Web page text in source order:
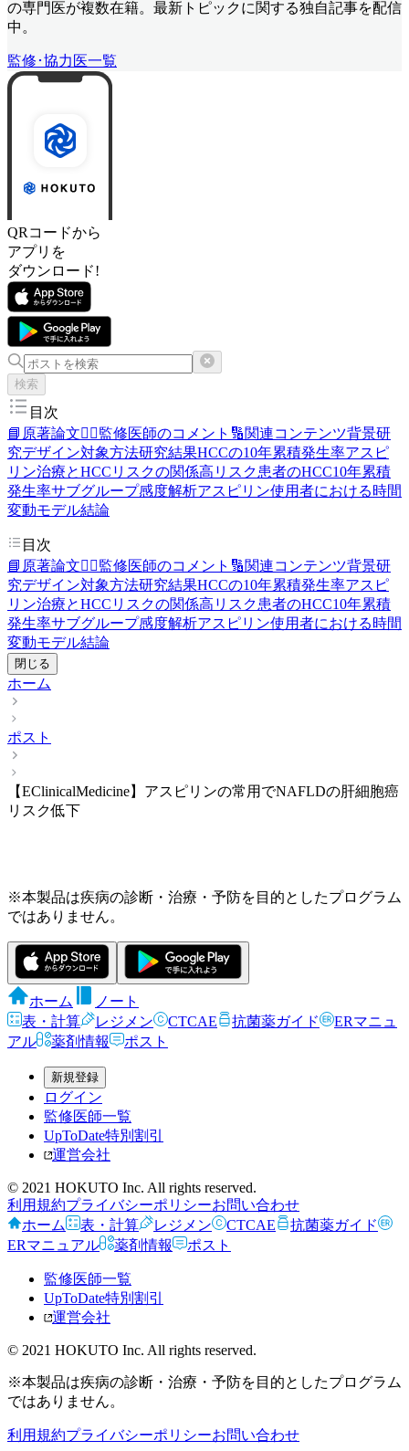
の専門医が複数在籍。最新トピックに関する独自記事を配信
中。
監修･協力医一覧
QRコードから
アプリを
ダウンロード!
検索
目次
📘原著論文👨‍⚕️監修医師のコメント 🔢関連コンテンツ背景研
究デザイン対象方法研究結果HCCの10年累積発生率アスピ
リン治療とHCCリスクの関係高リスク患者のHCC10年累積
発生率サブグループ感度解析アスピリン使用者における時間
変動モデル結論
目次
📘原著論文👨‍⚕️監修医師のコメント 🔢関連コンテンツ背景研
究デザイン対象方法研究結果HCCの10年累積発生率アスピ
リン治療とHCCリスクの関係高リスク患者のHCC10年累積
発生率サブグループ感度解析アスピリン使用者における時間
変動モデル結論
閉じる
ホーム
ポスト
【EClinicalMedicine】アスピリンの常用でNAFLDの肝細胞癌
リスク低下
※本製品は疾病の診断・治療・予防を目的としたプログラム
ではありません。
ホーム
ノート
表・計算
レジメン CTCAE 抗菌薬ガイド
ERマニュ
アル
薬剤情報 ポスト
新規登録
ログイン
監修医師一覧
UpToDate特別割引
運営会社
© 2021 HOKUTO Inc. All rights reserved.
利用規約プライバシーポリシーお問い合わせ
ホーム
表・計算 レジメン CTCAE
抗菌薬ガイド
ERマニュアル
薬剤情報 ポスト
監修医師一覧
UpToDate特別割引
運営会社
© 2021 HOKUTO Inc. All rights reserved.
※本製品は疾病の診断・治療・予防を目的としたプログラム
ではありません。
利用規約プライバシーポリシーお問い合わせ